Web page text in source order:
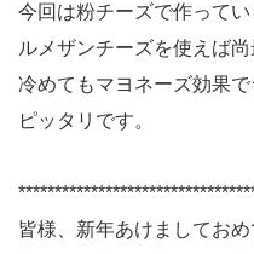
今回は粉チーズで作って
ルメザンチーズを使えば尚
冷めてもマヨネーズ効果
ピッタリです。
皆様、新年あけましておめ